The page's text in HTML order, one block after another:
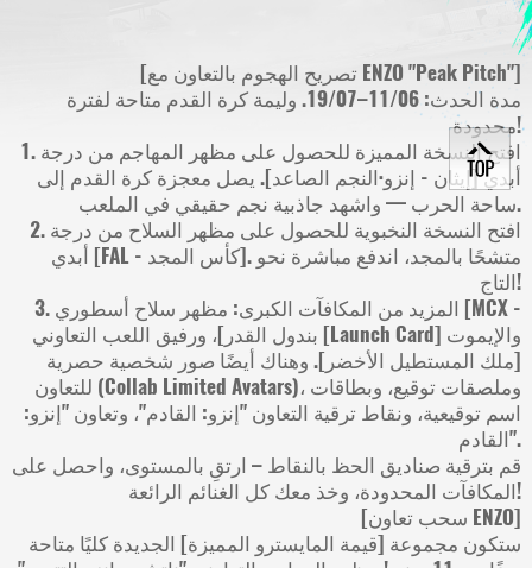
[تصريح الهجوم بالتعاون مع ENZO "Peak Pitch"]
مدة الحدث: 11/06–19/07. وليمة كرة القدم متاحة لفترة
محدودة!
1. افتح النسخة المميزة للحصول على مظهر المهاجم من درجة
أبدي [إيثان - إنزو·النجم الصاعد]. يصل معجزة كرة القدم إلى
ساحة الحرب — واشهد جاذبية نجم حقيقي في الملعب.
2. افتح النسخة النخبوية للحصول على مظهر السلاح من درجة
أبدي [FAL - كأس المجد]. متشحًا بالمجد، اندفع مباشرة نحو
التاج!
3. المزيد من المكافآت الكبرى: مظهر سلاح أسطوري [MCX -
بندول القدر]، ورفيق اللعب التعاوني [Launch Card] والإيموت
[ملك المستطيل الأخضر]. وهناك أيضًا صور شخصية حصرية
للتعاون (Collab Limited Avatars)، وملصقات توقيع، وبطاقات
اسم توقيعية، ونقاط ترقية التعاون "إنزو: القادم"، وتعاون "إنزو:
القادم".
قم بترقية صناديق الحظ بالنقاط – ارتقِ بالمستوى، واحصل على
المكافآت المحدودة، وخذ معك كل الغنائم الرائعة!
[سحب تعاون ENZO]
ستكون مجموعة [قيمة المايسترو المميزة] الجديدة كليًا متاحة